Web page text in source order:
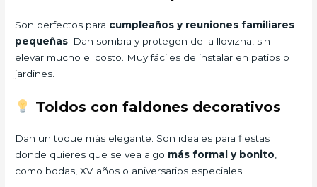
Son perfectos para cumpleaños y reuniones familiares
pequeñas . Dan sombra y protegen de la llovizna, sin
elevar mucho el costo. Muy fáciles de instalar en patios o
jardines.
Toldos con faldones decorativos
Dan un toque más elegante. Son ideales para fiestas
donde quieres que se vea algo más formal y bonito
como bodas, XV años o aniversarios especiales.